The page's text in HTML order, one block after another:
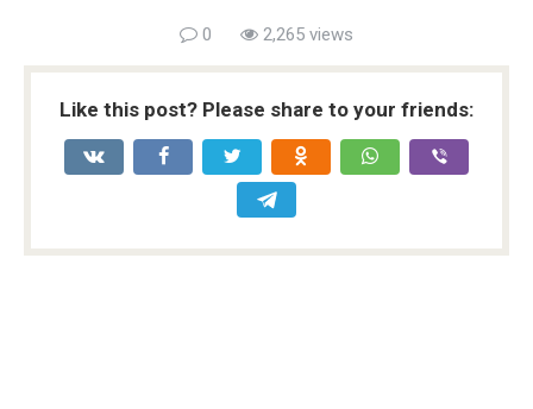
0 2,265 views
Like this post? Please share to your friends: